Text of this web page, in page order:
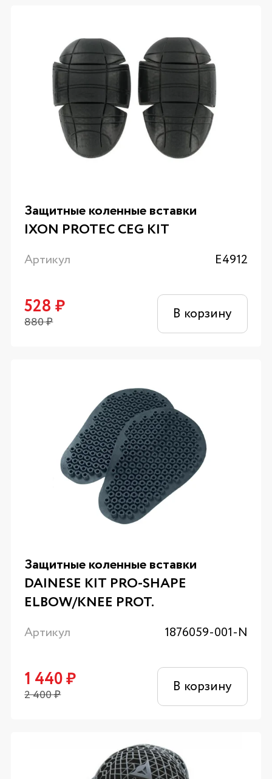
Защитные коленные вставки
IXON PROTEC CEG KIT
Артикул E4912
528 ₽
880₽ В корзину
Защитные коленные вставки
DAINESE KIT PRO-SHAPE
ELBOW/KNEE PROT.
Артикул 1876059-001-N
1 440₽
2 400₽ В корзину